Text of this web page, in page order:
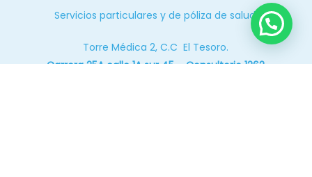
Servicios particulares y de póliza de salud.
Torre Médica 2, C.C El Tesoro.
Carrera 25A calle 1A sur 45 – Consultorio 1262